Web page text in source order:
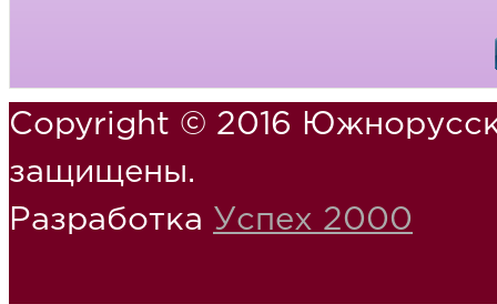
Copyright © 2016
защищены.
Разработка Успех 2000